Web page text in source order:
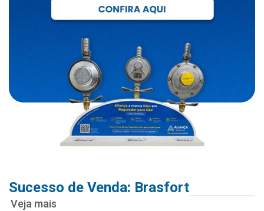
Sucesso de Venda: Brasfort
Veja mais